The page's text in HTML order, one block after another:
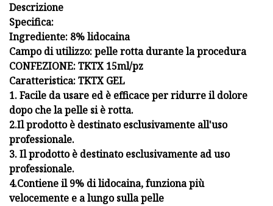
Descrizione
Specifica:
Ingrediente: 8% lidocaina
Campo di utilizzo: pelle rotta durante la procedura
CONFEZIONE: TKTX 15ml/pz
Caratteristica: TKTX GEL
1. Facile da usare ed è efficace per ridurre il dolore
dopo che la pelle si è rotta.
2.Il prodotto è destinato esclusivamente all'uso
professionale.
3. Il prodotto è destinato esclusivamente ad uso
professionale.
4.Contiene il 9% di lidocaina, funziona più
velocemente e a lungo sulla pelle